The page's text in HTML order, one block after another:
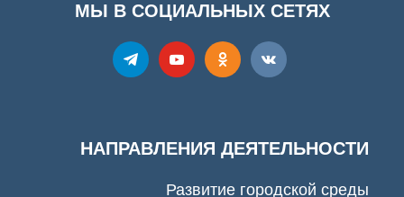
МЫ В СОЦИАЛЬНЫХ СЕТЯХ
НАПРАВЛЕНИЯ ДЕЯТЕЛЬНОСТИ
Развитие городской среды